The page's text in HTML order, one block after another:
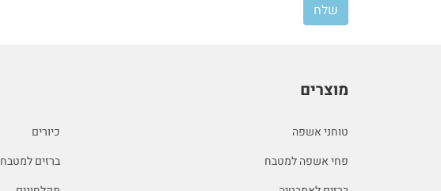
שלח
מוצרים
טוחני אשפה
כיורים
פחי אשפה למטבח
ברזים למטבח